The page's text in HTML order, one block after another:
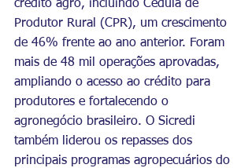
crédito agro, incluindo Cédula de
Produtor Rural (CPR), um crescimento
de 46% frente ao ano anterior. Foram
mais de 48 mil operações aprovadas,
ampliando o acesso ao crédito para
produtores e fortalecendo o
agronegócio brasileiro. O Sicredi
também liderou os repasses dos
principais programas agropecuários do